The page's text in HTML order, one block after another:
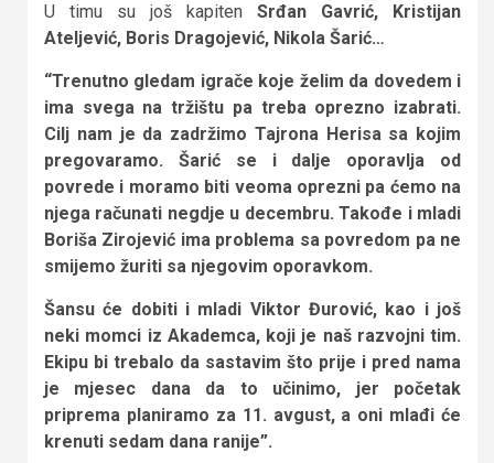
U timu su još kapiten Srđan Gavrić, Kristijan
Ateljević, Boris Dragojević, Nikola Šarić…
“Trenutno gledam igrače koje želim da dovedem i
ima svega na tržištu pa treba oprezno izabrati.
Cilj nam je da zadržimo Tajrona Herisa sa kojim
pregovaramo. Šarić se i dalje oporavlja od
povrede i moramo biti veoma oprezni pa ćemo na
njega računati negdje u decembru. Takođe i mladi
Boriša Zirojević ima problema sa povredom pa ne
smijemo žuriti sa njegovim oporavkom.
Šansu će dobiti i mladi Viktor Đurović, kao i još
neki momci iz Akademca, koji je naš razvojni tim.
Ekipu bi trebalo da sastavim što prije i pred nama
je mjesec dana da to učinimo, jer početak
priprema planiramo za 11. avgust, a oni mlađi će
krenuti sedam dana ranije”.